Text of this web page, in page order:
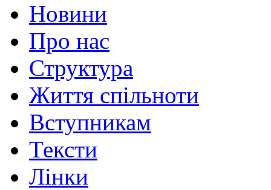
Новини
Про нас
Структура
Життя спільноти
Вступникам
Тексти
Лінки